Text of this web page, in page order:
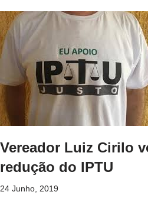
Vereador Luiz Cirilo
redução do IPTU
24 Junho, 2019